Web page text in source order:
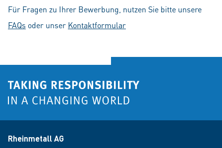
Für Fragen zu Ihrer Bewerbung, nutzen Sie bitte unsere
FAQs oder unser Kontaktformular
Rheinmetall AG